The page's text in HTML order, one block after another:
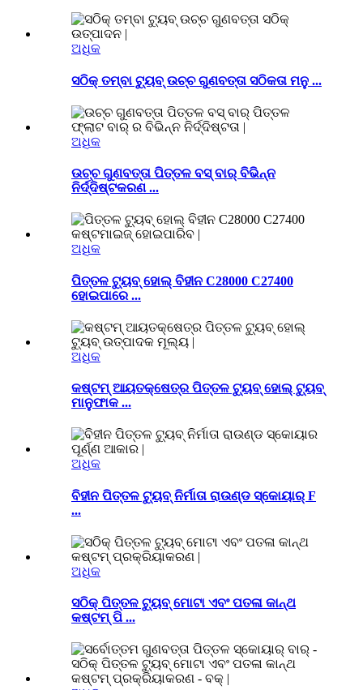
ଅଧିକ
ସଠିକ୍ ତମ୍ବା ଟ୍ୟୁବ୍ ଉଚ୍ଚ ଗୁଣବତ୍ତା ସଠିକତା ମନୁ ...
ଅଧିକ
ଉଚ୍ଚ ଗୁଣବତ୍ତା ପିତ୍ତଳ ବସ୍ ବାର୍ ବିଭିନ୍ନ
ନିର୍ଦ୍ଦିଷ୍ଟକରଣ ...
ଅଧିକ
ପିତ୍ତଳ ଟ୍ୟୁବ୍ ହୋଲ୍ ବିହୀନ C28000 C27400
ହୋଇପାରେ ...
ଅଧିକ
କଷ୍ଟମ୍ ଆୟତକ୍ଷେତ୍ର ପିତ୍ତଳ ଟ୍ୟୁବ୍ ହୋଲ୍ ଟ୍ୟୁବ୍
ମାନୁଫାକ ...
ଅଧିକ
ବିହୀନ ପିତ୍ତଳ ଟ୍ୟୁବ୍ ନିର୍ମାତା ରାଉଣ୍ଡ ସ୍କୋୟାର୍ F
...
ଅଧିକ
ସଠିକ୍ ପିତ୍ତଳ ଟ୍ୟୁବ୍ ମୋଟା ଏବଂ ପତଳା କାନ୍ଥ
କଷ୍ଟମ୍ ପି ...